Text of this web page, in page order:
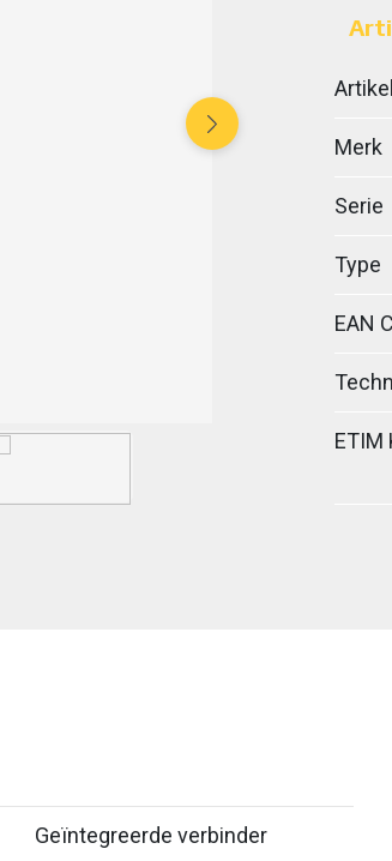
Merk
Serie
Type
EAN
ETIM
Geïntegreerde verbinder